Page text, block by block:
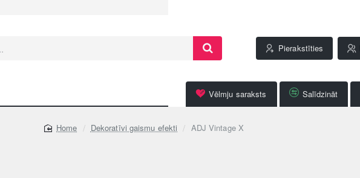
Pierakstīties
Vēlmju saraksts Salīdzināt
home
Dekoratīvi gaismu efekti ADJ Vintage X